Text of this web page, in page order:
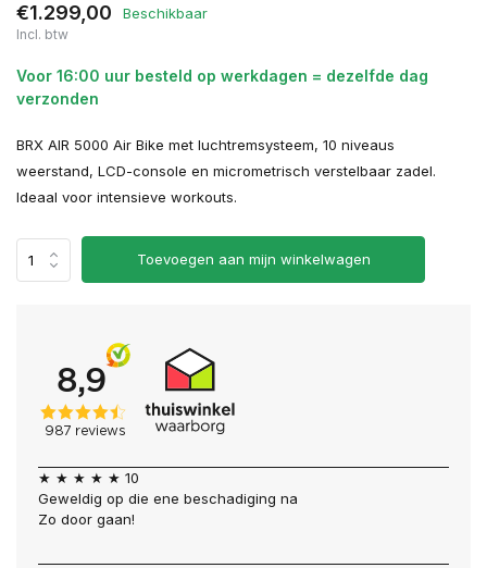
€1.299,00 Beschikbaar
Incl. btw
Voor 16:00 uur besteld op werkdagen = dezelfde dag
verzonden
BRX AIR 5000 Air Bike met luchtremsysteem, 10 niveaus
weerstand, LCD-console en micrometrisch verstelbaar zadel.
Ideaal voor intensieve workouts.
Toevoegen aan mijn winkelwagen
★ ★ ★ ★ ★ 10
Geweldig op die ene beschadiging na
Zo door gaan!